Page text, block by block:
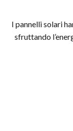
I pannelli solari
sfruttando